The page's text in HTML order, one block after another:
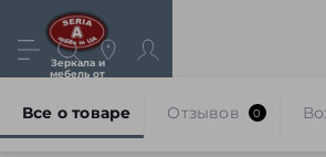
Зеркала и
мебель от
Все о товаре Отзывов 0